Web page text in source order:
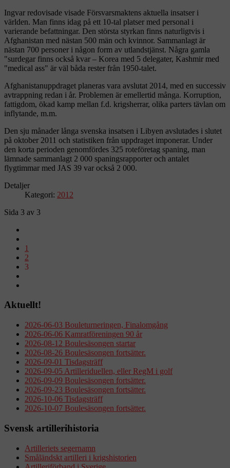
Ingvar redovisade visade Försvarsmaktens aktuella insatser i
världen. Man finns idag på ett 10-tal platser med personal i
varierande befattningar. Den största styrkan finns naturligtvis i
Afghanistan med nästan 500 män och kvinnor. Sammanlagt är
nästan 700 personer i någon form av utlandstjänst. Några gamla
"surdegar finns också kvar – Korea med 5 delegater, Kashmir med
"medical ass" är väl båda rester från 1950-talet.
Afghanistanuppdraget planeras vara avslutat 2014, med en successiv
avtrappning redan i år. Problemen är emellertid många. Korruption,
fattigdom, ökad kamp mellan f.d. krigsherrar, olika parters tävlan om
inflytande, m.m.
Den sju månader långa svenska insatsen i Libyen avslutades i slutet
på oktober 2011 och statistiken från uppdraget imponerar. Under
den korta perioden genomfördes 325 roteföretag spaning, man
lämnade sammanlagt 2 000 spaningsrapporter och antalet
flygtimmar med JAS 39 var också 2 000.
Detaljer
Kategori: 2012
Sida 3 av 3
1
2
3
Aktuellt!
2026-06-03 Bouleturneringen, Finalomgång
2026-06-06 Kamratföreningen 90 år
2026-08-12 Boulesäsongen startar
2026-08-26 Boulesäsongen fortsätter.
2026-09-01 Tisdagsträff
2026-09-05 Artilleriduellen, eller RegM i golf
2026-09-09 Boulesäsongen fortsätter.
2026-09-23 Boulesäsongen fortsätter.
2026-10-06 Tisdagsträff
2026-10-07 Boulesäsongen fortsätter.
Svensk artillerihistoria
Artilleriets segernamn
Småländskt artilleri i krigshistorien